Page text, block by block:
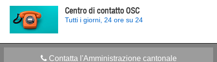
Centro di contatto OSC
Tutti i giorni, 24 ore su 24
Contatta l'Amministrazione cantonale